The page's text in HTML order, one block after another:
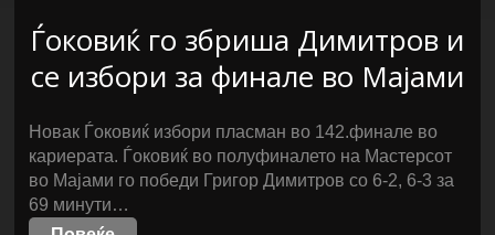
Ѓоковиќ го збриша Димитров и
се избори за финале во Мајами
Новак Ѓоковиќ избори пласман во 142.финале во
кариерата. Ѓоковиќ во полуфиналето на Мастерсот
во Мајами го победи Григор Димитров со 6-2, 6-3 за
69 минути…